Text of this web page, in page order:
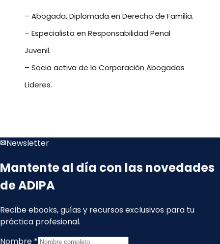
– Abogada, Diplomada en Derecho de Familia.
– Especialista en Responsabilidad Penal
Juvenil.
– Socia activa de la Corporación Abogadas
Líderes.